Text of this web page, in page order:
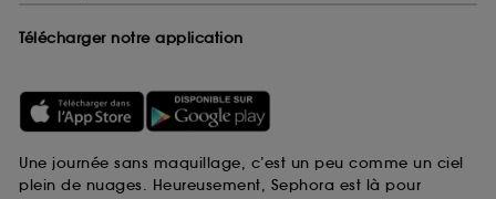
Télécharger notre application
Une journée sans maquillage, c’est un peu comme un ciel
plein de nuages. Heureusement, Sephora est là pour